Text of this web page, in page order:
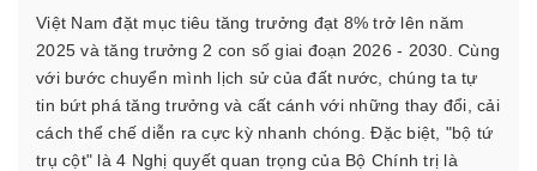
Việt Nam đặt mục tiêu tăng trưởng đạt 8% trở lên năm
2025 và tăng trưởng 2 con số giai đoạn 2026 - 2030. Cùng
với bước chuyển mình lịch sử của đất nước, chúng ta tự
tin bứt phá tăng trưởng và cất cánh với những thay đổi, cải
cách thể chế diễn ra cực kỳ nhanh chóng. Đặc biệt, "bộ tứ
trụ cột" là 4 Nghị quyết quan trọng của Bộ Chính trị là